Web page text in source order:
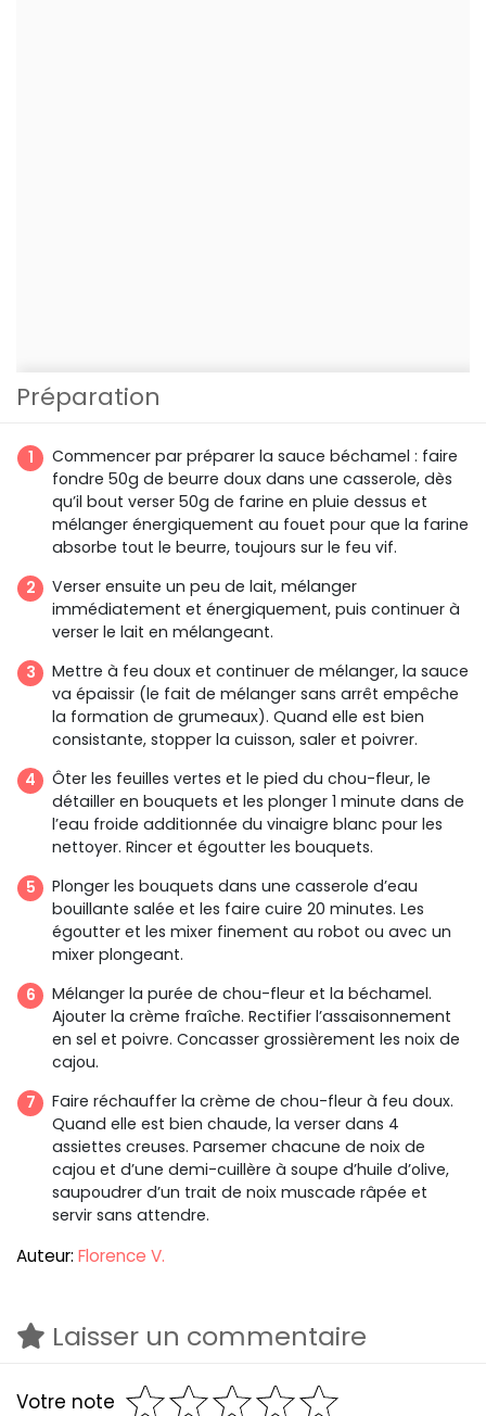
Préparation
Commencer par préparer la sauce béchamel : faire
fondre 50g de beurre doux dans une casserole, dès
qu’il bout verser 50g de farine en pluie dessus et
mélanger énergiquement au fouet pour que la farine
absorbe tout le beurre, toujours sur le feu vif.
Verser ensuite un peu de lait, mélanger
immédiatement et énergiquement, puis continuer à
verser le lait en mélangeant.
Mettre à feu doux et continuer de mélanger, la sauce
va épaissir (le fait de mélanger sans arrêt empêche
la formation de grumeaux). Quand elle est bien
consistante, stopper la cuisson, saler et poivrer.
Ôter les feuilles vertes et le pied du chou-fleur, le
détailler en bouquets et les plonger 1 minute dans de
l’eau froide additionnée du vinaigre blanc pour les
nettoyer. Rincer et égoutter les bouquets.
Plonger les bouquets dans une casserole d’eau
bouillante salée et les faire cuire 20 minutes. Les
égoutter et les mixer finement au robot ou avec un
mixer plongeant.
Mélanger la purée de chou-fleur et la béchamel.
Ajouter la crème fraîche. Rectifier l’assaisonnement
en sel et poivre. Concasser grossièrement les noix de
cajou.
Faire réchauffer la crème de chou-fleur à feu doux.
Quand elle est bien chaude, la verser dans 4
assiettes creuses. Parsemer chacune de noix de
cajou et d’une demi-cuillère à soupe d’huile d’olive,
saupoudrer d’un trait de noix muscade râpée et
servir sans attendre.
Auteur: Florence V.
Laisser un commentaire
Votre note